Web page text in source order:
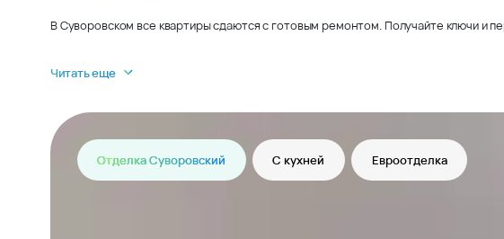
В Суворовском все квартиры сдаются с готовым ремонтом. Получайте ключи и
Читать еще
Отделка Суворовский С кухней Евроотделка